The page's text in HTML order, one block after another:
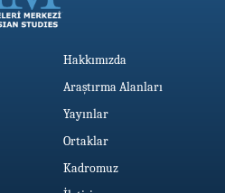
Hakkımızda
Araştırma Alanları
Yayınlar
Ortaklar
Kadromuz